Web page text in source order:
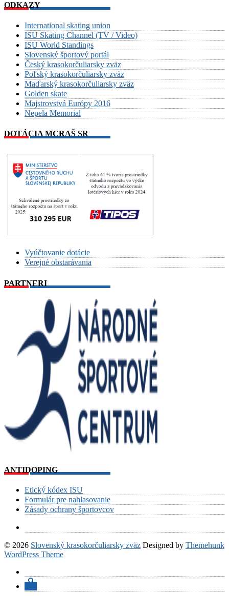
ODKAZY
International skating union
ISU Skating Channel (TV / Video)
ISU World Standings
Slovenský športový portál
Český krasokorčuliarsky zväz
Poľský krasokorčuliarsky zväz
Maďarský krasokorčuliarsky zväz
Golden skate
Majstrovstvá Európy 2016
Nepela Memorial
DOTÁCIA MCRAŠ SR
Vyúčtovanie dotácie
Verejné obstarávania
PARTNERI
ANTIDOPING
Etický kódex ISU
Formulár pre nahlasovanie
Zásady ochrany športovcov
© 2026 Slovenský krasokorčuliarsky zväz Designed by Themehunk
WordPress Theme